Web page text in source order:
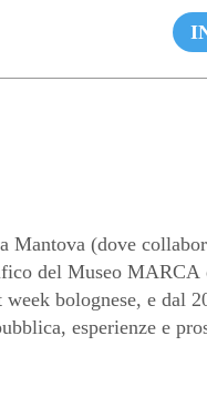
(dove
del Museo MARCA
bolognese, e dal
esperienze e